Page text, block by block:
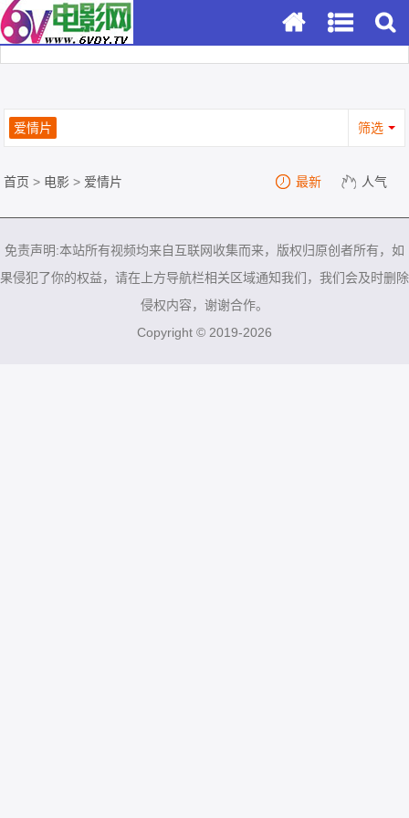
爱情片 筛选
首页 > 电影 > 爱情片 最新 人气
免责声明:本站所有视频均来自互联网收集而来，版权归原创者所有，如
果侵犯了你的权益，请在上方导航栏相关区域通知我们，我们会及时删除
侵权内容，谢谢合作。
Copyright © 2019-2026